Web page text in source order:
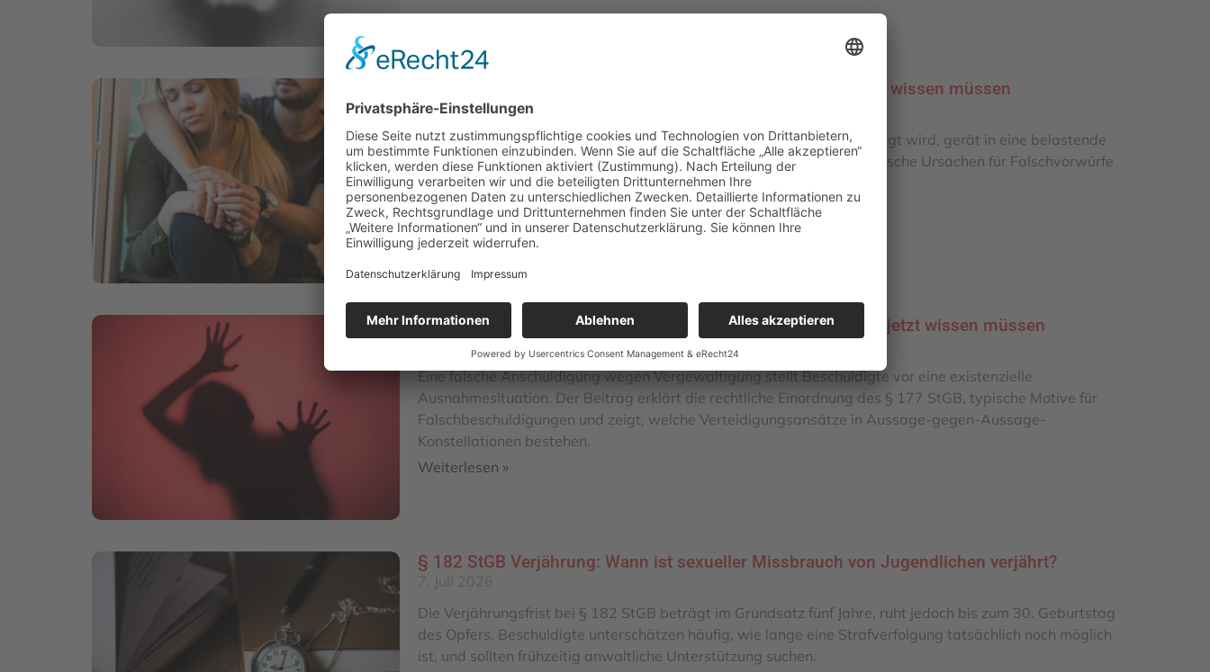
Zu Unrecht beschuldigt: Sexuelle Be­lästigung – was Sie jetzt wissen müssen
12. Juli 2026
Wer zu Unrecht der sexuellen Belästigung nach § 184i StGB beschuldigt wird, gerät in eine belastende
Ausnahmesituation. Der Beitrag erklärt die rechtliche Einordnung, typische Ursachen für Falschvorwürfe
und zeigt konkrete Verteidigungsschritte auf.
Weiterlesen »
Vergewaltigung: falsche An­schuldigung – was Beschuldigte jetzt wissen müssen
Eine falsche Anschuldigung wegen Vergewaltigung stellt Beschuldigte vor eine existenzielle
Ausnahmesituation. Der Beitrag erklärt die rechtliche Einordnung des § 177 StGB, typische Motive für
Falschbeschuldigungen und zeigt, welche Verteidigungsansätze in Aussage-gegen-Aussage-
Konstellationen bestehen.
Weiterlesen »
§ 182 StGB Verjährung: Wann ist sexueller Miss­brauch von Jugendlichen verjährt?
Die Verjährungsfrist bei § 182 StGB beträgt im Grundsatz fünf Jahre, ruht jedoch bis zum 30. Geburtstag
des Opfers. Beschuldigte unterschätzen häufig, wie lange eine Strafverfolgung tatsächlich noch möglich
ist, und sollten frühzeitig anwaltliche Unterstützung suchen.